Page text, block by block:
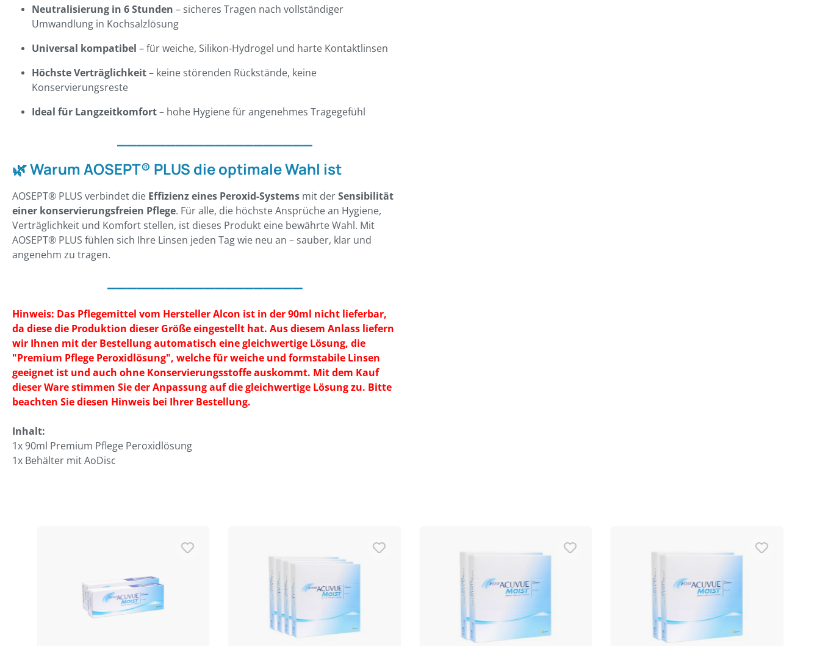
Neutralisierung in 6 Stunden – sicheres Tragen nach vollständiger
Umwandlung in Kochsalzlösung
Universal kompatibel – für weiche, Silikon-Hydrogel und harte Kontaktlinsen
Höchste Verträglichkeit– keine störenden Rückstände, keine
Konservierungsreste
Ideal für Langzeitkomfort– hohe Hygiene für angenehmes Tragegefühl
🌿 Warum AOSEPT® PLUS die optimale Wahl ist
AOSEPT® PLUS verbindet die Effizienz eines Peroxid-Systems mit derSensibilität
einer konservierungsfreien Pflege. Für alle, die höchste Ansprüche an Hygiene,
Verträglichkeit und Komfort stellen, ist dieses Produkt eine bewährte Wahl. Mit
AOSEPT® PLUS fühlen sich Ihre Linsen jeden Tag wie neu an – sauber, klar und
angenehm zu tragen.
Hinweis: Das Pflegemittel vom Hersteller Alcon ist in der 90ml nicht lieferbar,
da diese die Produktion dieser Größe eingestellt hat. Aus diesem Anlass liefern
wir Ihnen mit der Bestellung automatisch eine gleichwertige Lösung, die
"Premium Pflege Peroxidlösung", welche für weiche und formstabile Linsen
geeignet ist und auch ohne Konservierungsstoffe auskommt. Mit dem Kauf
dieser Ware stimmen Sie der Anpassung auf die gleichwertige Lösung zu. Bitte
beachten Sie diesen Hinweis bei Ihrer Bestellung.
Inhalt:
1x 90ml Premium Pflege Peroxidlösung
1x Behälter mit AoDisc